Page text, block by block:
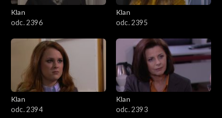
3701–3800
3601–3700
3501–3600
3401–3500
Klan
odc. 2396
Klan
odc. 2395
Klan
odc. 2394
Klan
odc. 2393